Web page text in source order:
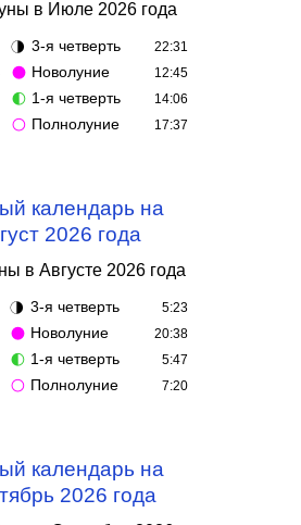
в Июле 2026 года
🌗 3-я четверть 22:31
🌑 Новолуние 12:45
🌓 1-я четверть 14:06
🌕 Полнолуние 17:37
календарь на
2026 года
в Августе 2026 года
🌗 3-я четверть 5:23
🌑 Новолуние 20:38
🌓 1-я четверть 5:47
🌕 Полнолуние 7:20
календарь на
2026 года